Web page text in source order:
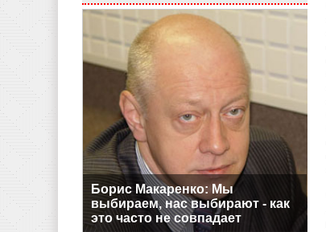
Борис Макаренко: Мы
выбираем, нас выбирают - как
это часто не совпадает